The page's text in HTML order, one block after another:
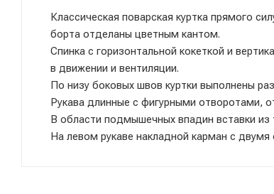
Классическая поварская куртка прямого
борта отделаны цветным кантом.
Спинка с горизонтальной кокеткой и
в движении и вентиляции.
По низу боковых швов куртки выполнены
Рукава длинные с фигурными отворотами,
В области подмышечных впадин вставки из
На левом рукаве накладной карман с двумя